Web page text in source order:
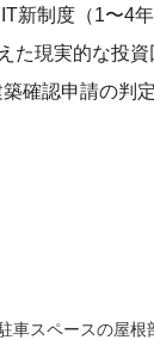
新制度（1〜4
た現実的な投
確認申請の判
車スペースの屋